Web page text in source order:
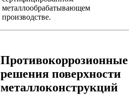
металлообрабатывающем
производстве.
Противокоррозионные
решения поверхности
металлоконструкций